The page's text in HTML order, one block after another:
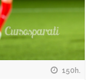
150h.